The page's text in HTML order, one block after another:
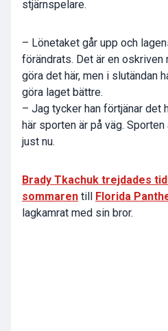
stjärnspelare.
– Lönetaket går upp och
förändrats. Det är en oskriven
göra det här, men i slutändan
göra laget bättre.
– Jag tycker han förtjänar det
här sporten är på väg.
just nu.
Brady Tkachuk trejdades
sommaren till Florida
lagkamrat med sin bror.